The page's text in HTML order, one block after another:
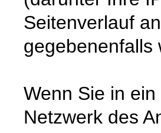
Seitenverlauf
gegebenenfalls
Wenn Sie in
Netzwerk des